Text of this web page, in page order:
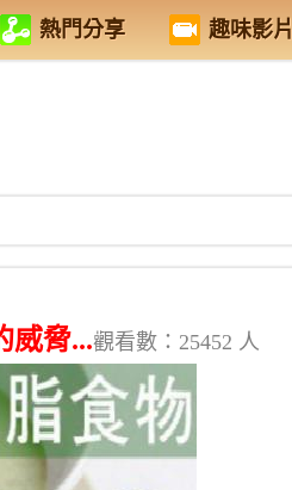
熱門分享 趣味影片
威脅...觀看數：25452 人